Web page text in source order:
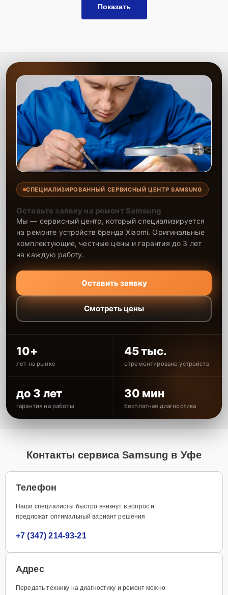
Показать
СПЕЦИАЛИЗИРОВАННЫЙ СЕРВИСНЫЙ ЦЕНТР SAMSUNG
Оставьте заявку на ремонт Samsung
Мы — сервисный центр, который специализируется
на ремонте устройств бренда Xiaomi. Оригинальные
комплектующие, честные цены и гарантия до 3 лет
на каждую работу.
Оставить заявку
Смотреть цены
10+
лет на рынке
45 тыс.
отремонтировано устройств
до 3 лет
гарантия на работы
30 мин
бесплатная диагностика
Контакты сервиса Samsung в Уфе
Телефон
Наши специалисты быстро вникнут в вопрос и
предложат оптимальный вариант решения
+7 (347) 214-93-21
Адрес
Передать технику на диагностику и ремонт можно